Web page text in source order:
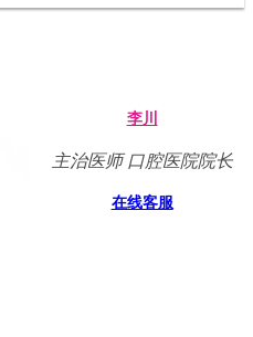
李川
主治医师 口腔医院院长
在线客服